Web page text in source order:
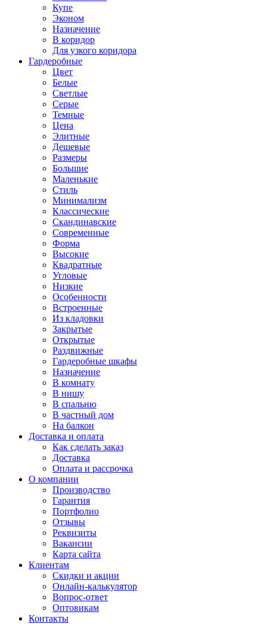
Купе
Эконом
Назначение
В коридор
Для узкого коридора
Гардеробные
Цвет
Белые
Светлые
Серые
Темные
Цена
Элитные
Дешевые
Размеры
Большие
Маленькие
Стиль
Минимализм
Классические
Скандинавские
Современные
Форма
Высокие
Квадратные
Угловые
Низкие
Особенности
Встроенные
Из кладовки
Закрытые
Открытые
Раздвижные
Гардеробные шкафы
Назначение
В комнату
В нишу
В спальню
В частный дом
На балкон
Доставка и оплата
Как сделать заказ
Доставка
Оплата и рассрочка
О компании
Производство
Гарантия
Портфолио
Отзывы
Реквизиты
Вакансии
Карта сайта
Клиентам
Скидки и акции
Онлайн-калькулятор
Вопрос-ответ
Оптовикам
Контакты